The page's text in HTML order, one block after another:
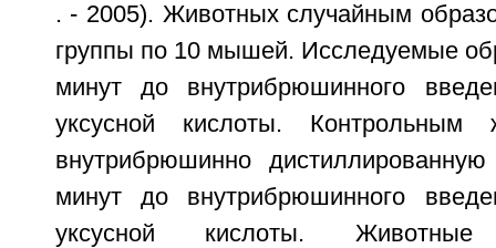
. - 2005). Животных случайным
группы по 10 мышей. Исследуемые
минут до внутрибрюшинного
уксусной кислоты. Контрольным
внутрибрюшинно
минут до внутрибрюшинного
уксусной кислоты.